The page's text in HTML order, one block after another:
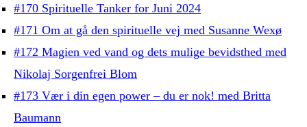
#170 Spirituelle Tanker for Juni 2024
#171 Om at gå den spirituelle vej med Susanne Wexø
#172 Magien ved vand og dets mulige bevidsthed med
Nikolaj Sorgenfrei Blom
#173 Vær i din egen power – du er nok! med Britta
Baumann